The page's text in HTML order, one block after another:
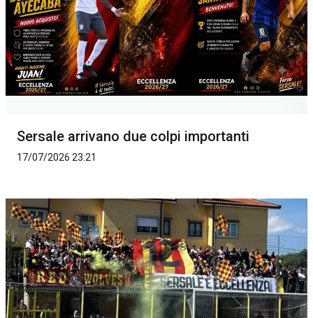
Sersale arrivano due colpi importanti
17/07/2026 23:21